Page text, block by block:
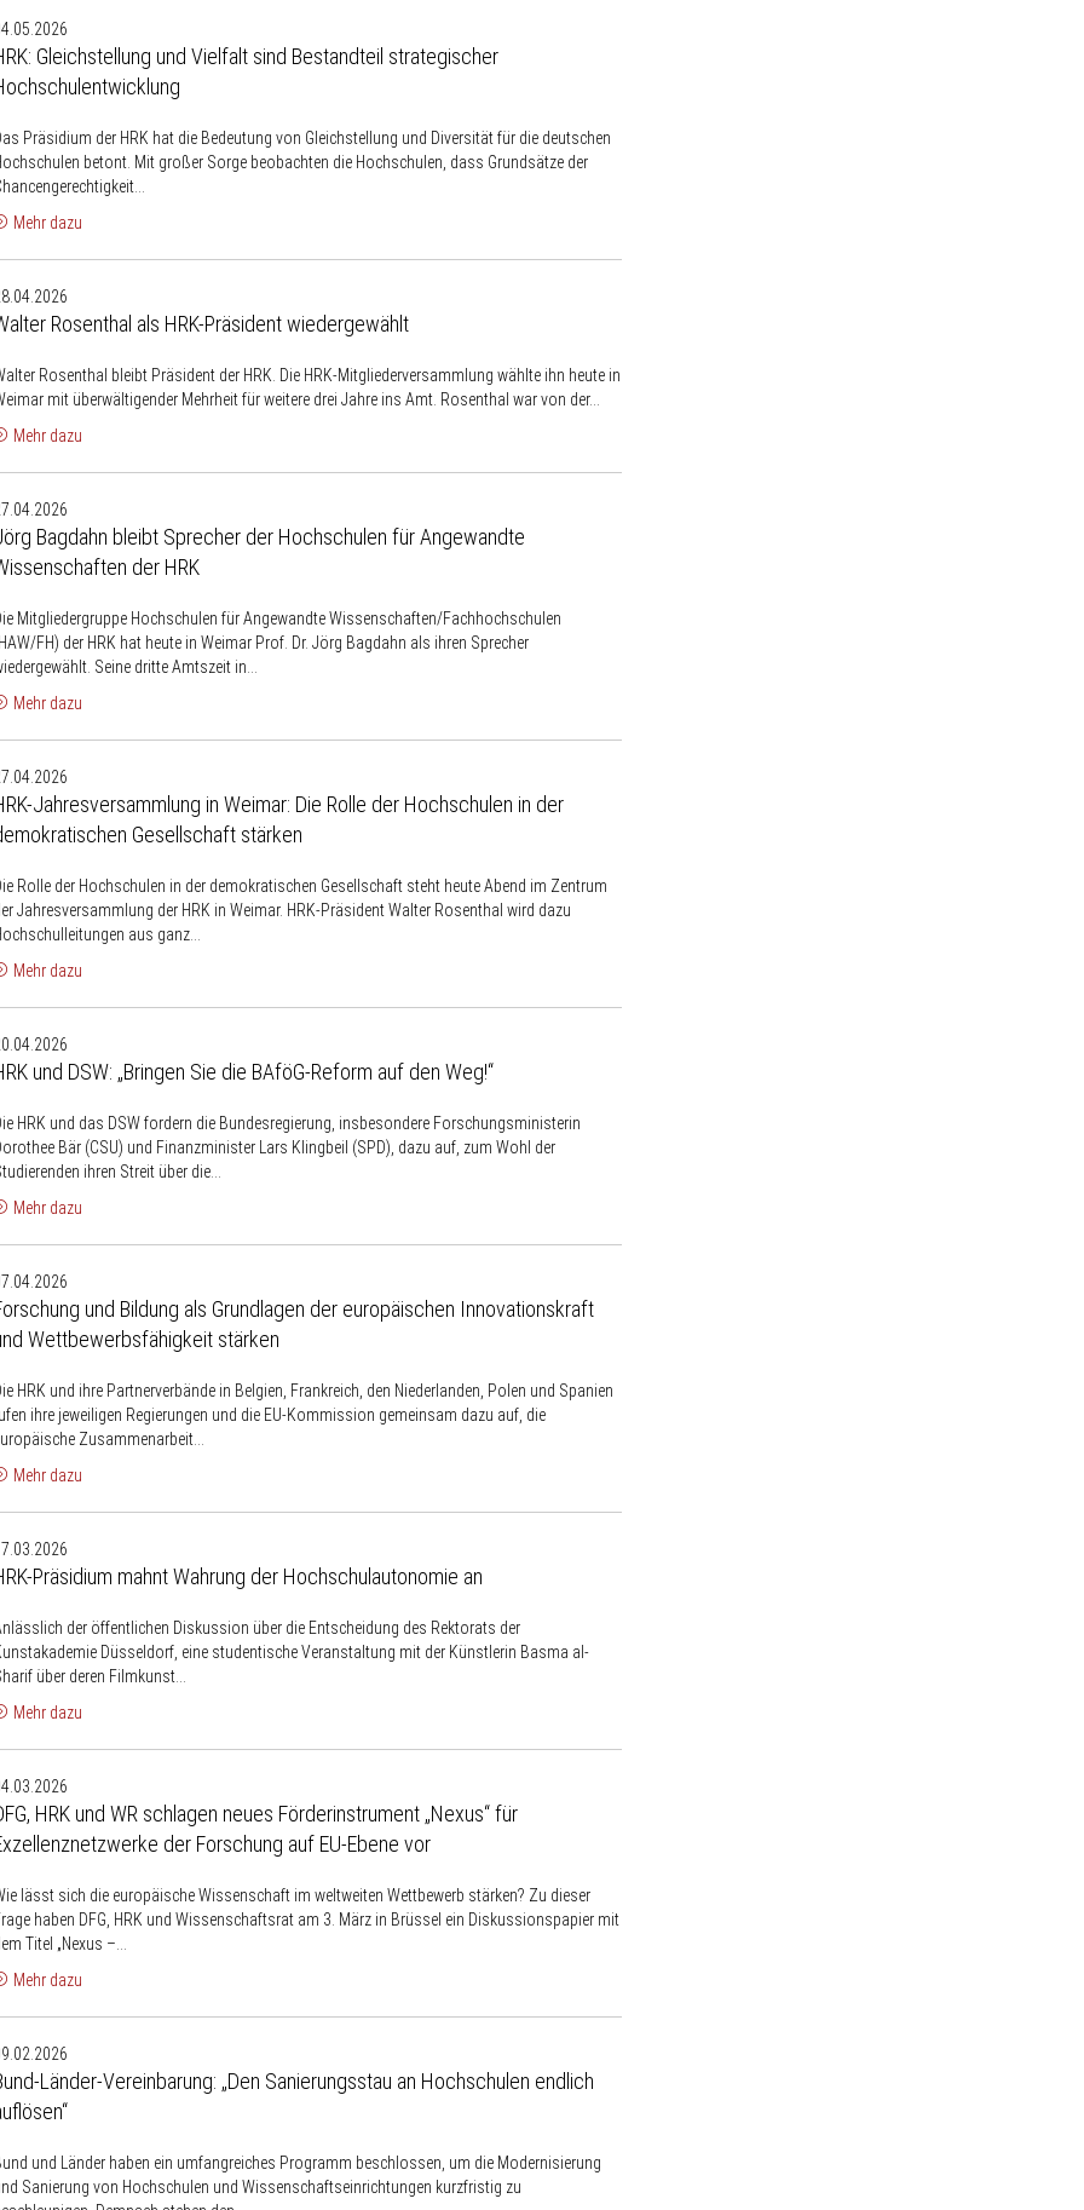
Gleichstellung und Vielfalt sind Bestandteil strategischer
Präsidium der HRK hat die Bedeutung von Gleichstellung und Diversität für die deutschen
betont. Mit großer Sorge beobachten die Hochschulen, dass Grundsätze der
Mehr dazu
Rosenthal als HRK-Präsident wiedergewählt
Rosenthal bleibt Präsident der HRK. Die HRK-Mitgliederversammlung wählte ihn heute in
mit überwältigender Mehrheit für weitere drei Jahre ins Amt. Rosenthal war von der...
Mehr dazu
Bagdahn bleibt Sprecher der Hochschulen für Angewandte
der HRK
Mitgliedergruppe Hochschulen für Angewandte Wissenschaften/Fachhochschulen
FH) der HRK hat heute in Weimar Prof. Dr. Jörg Bagdahn als ihren Sprecher
Seine dritte Amtszeit in...
Mehr dazu
Jahresversammlung in Weimar: Die Rolle der Hochschulen in der
Gesellschaft stärken
Rolle der Hochschulen in der demokratischen Gesellschaft steht heute Abend im Zentrum
Jahresversammlung der HRK in Weimar. HRK-Präsident Walter Rosenthal wird dazu
aus ganz...
Mehr dazu
und DSW: „Bringen Sie die BAföG-Reform auf den Weg!“
HRK und das DSW fordern die Bundesregierung, insbesondere Forschungsministerin
Bär (CSU) und Finanzminister Lars Klingbeil (SPD), dazu auf, zum Wohl der
ihren Streit über die...
Mehr dazu
und Bildung als Grundlagen der europäischen Innovationskraft
Wettbewerbsfähigkeit stärken
HRK und ihre Partnerverbände in Belgien, Frankreich, den Niederlanden, Polen und Spanien
ihre jeweiligen Regierungen und die EU-Kommission gemeinsam dazu auf, die
Zusammenarbeit...
Mehr dazu
Präsidium mahnt Wahrung der Hochschulautonomie an
der öffentlichen Diskussion über die Entscheidung des Rektorats der
Düsseldorf, eine studentische Veranstaltung mit der Künstlerin Basma al-
über deren Filmkunst...
Mehr dazu
HRK und WR schlagen neues Förderinstrument „Nexus“ für
der Forschung auf EU-Ebene vor
lässt sich die europäische Wissenschaft im weltweiten Wettbewerb stärken? Zu dieser
haben DFG, HRK und Wissenschaftsrat am 3. März in Brüssel ein Diskussionspapier mit
Titel „Nexus –...
Mehr dazu
Länder-Vereinbarung: „Den Sanierungsstau an Hochschulen endlich
und Länder haben ein umfangreiches Programm beschlossen, um die Modernisierung
Sanierung von Hochschulen und Wissenschaftseinrichtungen kurzfristig zu